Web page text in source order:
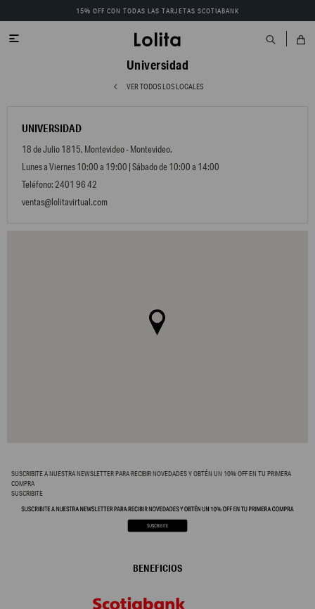
15% OFF CON TODAS LAS TARJETAS SCOTIABANK

Universidad
VER TODOS LOS LOCALES
UNIVERSIDAD
18 de Julio 1815, Montevideo - Montevideo.
Lunes a Viernes 10:00 a 19:00 | Sábado de 10:00 a 14:00
Teléfono: 2401 96 42
ventas@lolitavirtual.com
SUSCRIBITE A NUESTRA NEWSLETTER PARA RECIBIR NOVEDADES Y OBTÉN UN 10% OFF EN TU PRIMERA
COMPRA
SUSCRIBITE
BENEFICIOS